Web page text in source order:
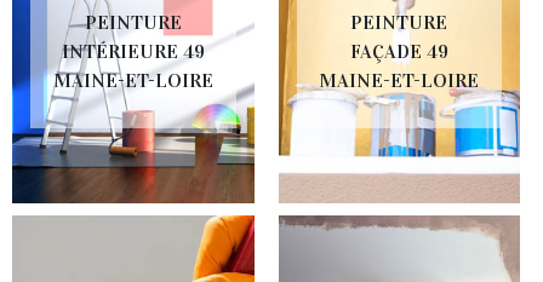
PEINTURE
INTÉRIEURE 49
MAINE-ET-LOIRE
PEINTURE
FAÇADE 49
MAINE-ET-LOIRE